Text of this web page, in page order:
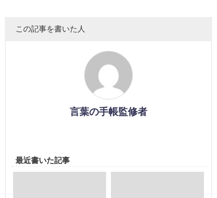
この記事を書いた人
言葉の手帳監修者
最近書いた記事